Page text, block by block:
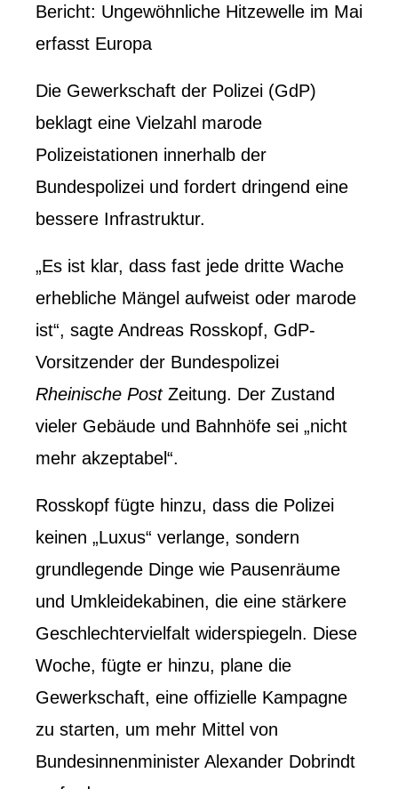
Bericht: Ungewöhnliche Hitzewelle im Mai
erfasst Europa
Die Gewerkschaft der Polizei (GdP)
beklagt eine Vielzahl marode
Polizeistationen innerhalb der
Bundespolizei und fordert dringend eine
bessere Infrastruktur.
„Es ist klar, dass fast jede dritte Wache
erhebliche Mängel aufweist oder marode
ist“, sagte Andreas Rosskopf, GdP-
Vorsitzender der Bundespolizei
Rheinische Post Zeitung. Der Zustand
vieler Gebäude und Bahnhöfe sei „nicht
mehr akzeptabel“.
Rosskopf fügte hinzu, dass die Polizei
keinen „Luxus“ verlange, sondern
grundlegende Dinge wie Pausenräume
und Umkleidekabinen, die eine stärkere
Geschlechtervielfalt widerspiegeln. Diese
Woche, fügte er hinzu, plane die
Gewerkschaft, eine offizielle Kampagne
zu starten, um mehr Mittel von
Bundesinnenminister Alexander Dobrindt